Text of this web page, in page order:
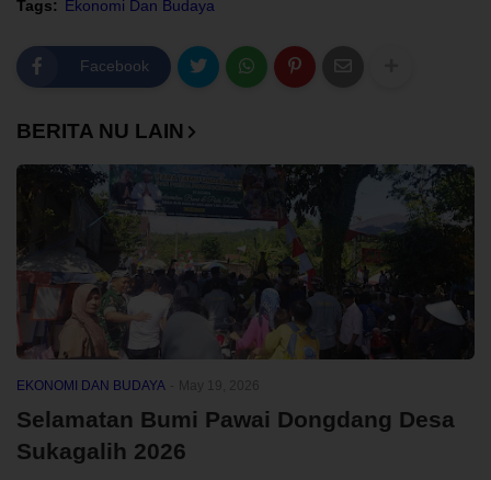
Tags: Ekonomi Dan Budaya
Facebook
BERITA NU LAIN
EKONOMI DAN BUDAYA
Selamatan Bumi Pawai Dongdang Desa
Sukagalih 2026